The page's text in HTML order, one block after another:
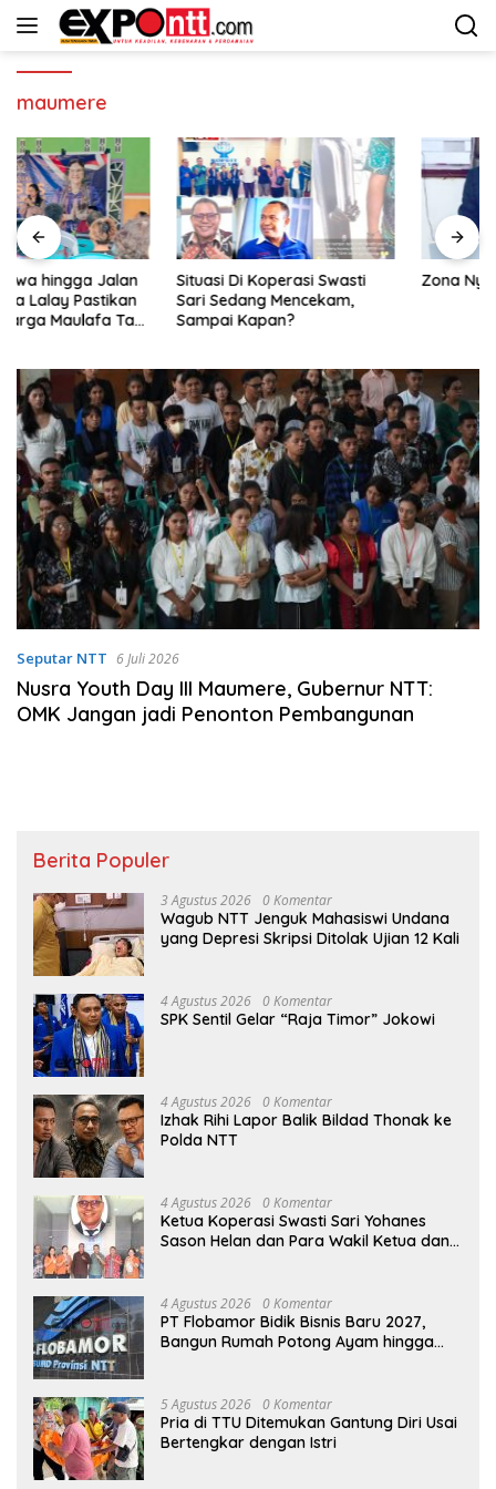
Langsung
maumere
Situasi Di Koperasi Swasti
Sari Sedang Mencekam,
Sampai Kapan?
Zona Nyaman
Seputar NTT 6 Juli 2026
Nusra Youth Day III Maumere, Gubernur NTT:
OMK Jangan jadi Penonton Pembangunan
Berita Populer
3 Agustus 2026 0 Komentar
Wagub NTT Jenguk Mahasiswi Undana
yang Depresi Skripsi Ditolak Ujian 12 Kali
4 Agustus 2026 0 Komentar
SPK Sentil Gelar “Raja Timor” Jokowi
4 Agustus 2026 0 Komentar
Izhak Rihi Lapor Balik Bildad Thonak ke
Polda NTT
4 Agustus 2026 0 Komentar
Ketua Koperasi Swasti Sari Yohanes
Sason Helan dan Para Wakil Ketua dan
Menyambut Sukacita
4 Agustus 2026 0 Komentar
PT Flobamor Bidik Bisnis Baru 2027,
Bangun Rumah Potong Ayam hingga
5 Agustus 2026 0 Komentar
Pria di TTU Ditemukan Gantung Diri Usai
Bertengkar dengan Istri